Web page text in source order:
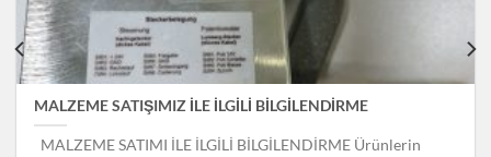
MALZEME SATIŞIMIZ İLE İLGİLİ BİLGİLENDİRME
MALZEME SATIMI İLE İLGİLİ BİLGİLENDİRME Ürünlerin